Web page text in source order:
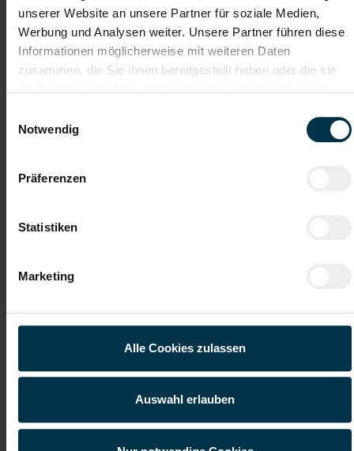
unserer Website an unsere Partner für soziale Medien,
Werbung und Analysen weiter. Unsere Partner führen diese
Informationen möglicherweise mit weiteren Daten
zusammen, die Sie ihnen bereitgestellt haben oder die sie
Notwendig
Präferenzen
Statistiken
Marketing
Alle Cookies zulassen
Auswahl erlauben
Mit WhatsApp bewerben
Jetzt bewerben
ab EUR 2.700,00
Deine Aufgaben